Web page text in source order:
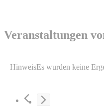
Veranstaltungen
HinweisEs wurden keine